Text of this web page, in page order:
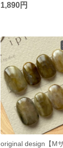
1,890円
original design【Mサ